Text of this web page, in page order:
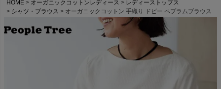
HOME オーガニックコットンレディース
レディーストップス
シャツ・ブラウス
オーガニックコットン 手織り ドビー ペプラムブラウス